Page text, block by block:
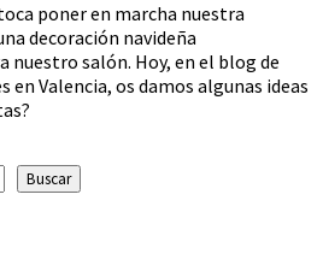
poner en marcha nuestra
decoración navideña
nuestro salón. Hoy, en el blog de
en Valencia, os damos algunas ideas
Buscar